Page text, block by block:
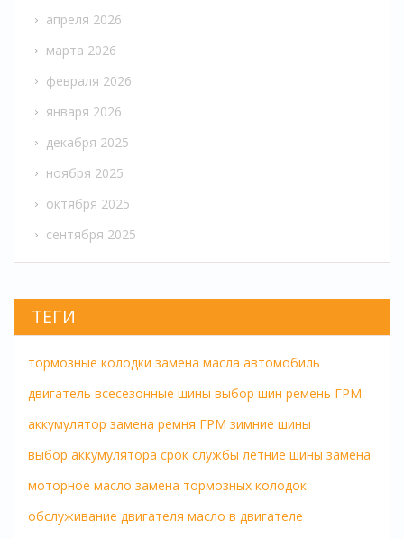
апреля 2026
марта 2026
февраля 2026
января 2026
декабря 2025
ноября 2025
октября 2025
сентября 2025
ТЕГИ
тормозные колодки замена масла автомобиль
двигатель всесезонные шины выбор шин ремень ГРМ
аккумулятор замена ремня ГРМ зимние шины
выбор аккумулятора срок службы летние шины замена
моторное масло замена тормозных колодок
обслуживание двигателя масло в двигателе